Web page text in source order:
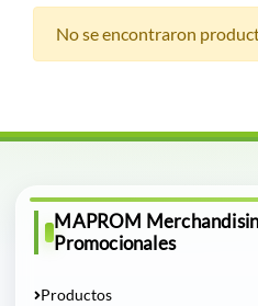
No se encontraron
MAPROM
Promocionales
Productos